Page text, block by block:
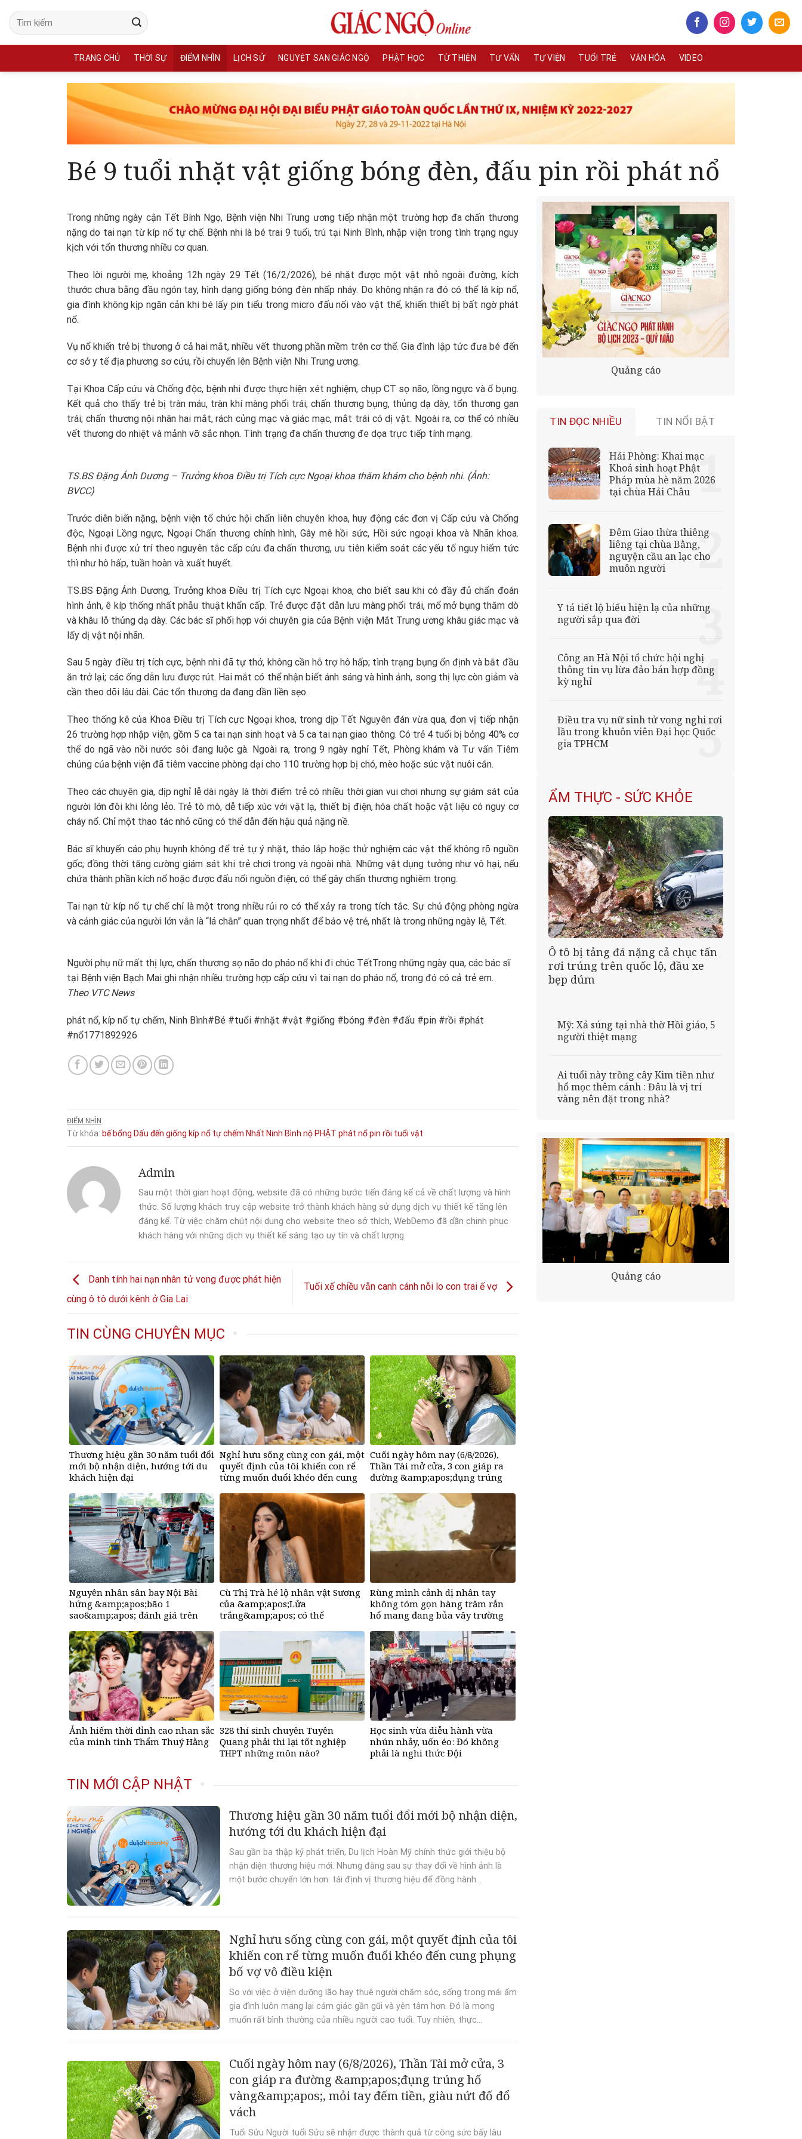
content
TRANG CHỦ THỜI SỰ ĐIỂM NHÌN LỊCH SỬ NGUYỆT SAN GIÁC NGỘ PHẬT HỌC TỪ THIỆN TƯ VẤN TỰ VIỆN TUỔI TRẺ VĂN HÓA VIDEO
Bé 9 tuổi nhặt vật giống bóng đèn, đấu pin rồi phát nổ
Trong những ngày cận Tết Bính Ngọ, Bệnh viện Nhi Trung ương tiếp nhận một trường hợp đa chấn thương
nặng do tai nạn từ kíp nổ tự chế. Bệnh nhi là bé trai 9 tuổi, trú tại Ninh Bình, nhập viện trong tình trạng nguy
kịch với tổn thương nhiều cơ quan.
Theo lời người mẹ, khoảng 12h ngày 29 Tết (16/2/2026), bé nhặt được một vật nhỏ ngoài đường, kích
thước chưa bằng đầu ngón tay, hình dạng giống bóng đèn nhấp nháy. Do không nhận ra đó có thể là kíp nổ,
gia đình không kịp ngăn cản khi bé lấy pin tiểu trong micro đấu nối vào vật thể, khiến thiết bị bất ngờ phát
nổ.
Vụ nổ khiến trẻ bị thương ở cả hai mắt, nhiều vết thương phần mềm trên cơ thể. Gia đình lập tức đưa bé đến
cơ sở y tế địa phương sơ cứu, rồi chuyển lên Bệnh viện Nhi Trung ương.
Tại Khoa Cấp cứu và Chống độc, bệnh nhi được thực hiện xét nghiệm, chụp CT sọ não, lồng ngực và ổ bụng.
Kết quả cho thấy trẻ bị tràn máu, tràn khí màng phổi trái; chấn thương bụng, thủng dạ dày, tổn thương gan
trái; chấn thương nội nhãn hai mắt, rách củng mạc và giác mạc, mắt trái có dị vật. Ngoài ra, cơ thể có nhiều
vết thương do nhiệt và mảnh vỡ sắc nhọn. Tình trạng đa chấn thương đe dọa trực tiếp tính mạng.
TS.BS Đặng Ánh Dương – Trưởng khoa Điều trị Tích cực Ngoại khoa thăm khám cho bệnh nhi. (Ảnh:
BVCC)
Trước diễn biến nặng, bệnh viện tổ chức hội chẩn liên chuyên khoa, huy động các đơn vị Cấp cứu và Chống
độc, Ngoại Lồng ngực, Ngoại Chấn thương chỉnh hình, Gây mê hồi sức, Hồi sức ngoại khoa và Nhãn khoa.
Bệnh nhi được xử trí theo nguyên tắc cấp cứu đa chấn thương, ưu tiên kiểm soát các yếu tố nguy hiểm tức
thì như hô hấp, tuần hoàn và xuất huyết.
TS.BS Đặng Ánh Dương, Trưởng khoa Điều trị Tích cực Ngoại khoa, cho biết sau khi có đầy đủ chẩn đoán
hình ảnh, ê kíp thống nhất phẫu thuật khẩn cấp. Trẻ được đặt dẫn lưu màng phổi trái, mổ mở bụng thăm dò
và khâu lỗ thủng dạ dày. Các bác sĩ phối hợp với chuyên gia của Bệnh viện Mắt Trung ương khâu giác mạc và
lấy dị vật nội nhãn.
Sau 5 ngày điều trị tích cực, bệnh nhi đã tự thở, không cần hỗ trợ hô hấp; tình trạng bụng ổn định và bắt đầu
ăn trở lại; các ống dẫn lưu được rút. Hai mắt có thể nhận biết ánh sáng và hình ảnh, song thị lực còn giảm và
cần theo dõi lâu dài. Các tổn thương da đang dần liền sẹo.
Theo thống kê của Khoa Điều trị Tích cực Ngoại khoa, trong dịp Tết Nguyên đán vừa qua, đơn vị tiếp nhận
26 trường hợp nhập viện, gồm 5 ca tai nạn sinh hoạt và 5 ca tai nạn giao thông. Có trẻ 4 tuổi bị bỏng 40% cơ
thể do ngã vào nồi nước sôi đang luộc gà. Ngoài ra, trong 9 ngày nghỉ Tết, Phòng khám và Tư vấn Tiêm
chủng của bệnh viện đã tiêm vaccine phòng dại cho 110 trường hợp bị chó, mèo hoặc súc vật nuôi cắn.
Theo các chuyên gia, dịp nghỉ lễ dài ngày là thời điểm trẻ có nhiều thời gian vui chơi nhưng sự giám sát của
người lớn đôi khi lỏng lẻo. Trẻ tò mò, dễ tiếp xúc với vật lạ, thiết bị điện, hóa chất hoặc vật liệu có nguy cơ
cháy nổ. Chỉ một thao tác nhỏ cũng có thể dẫn đến hậu quả nặng nề.
Bác sĩ khuyến cáo phụ huynh không để trẻ tự ý nhặt, tháo lắp hoặc thử nghiệm các vật thể không rõ nguồn
gốc; đồng thời tăng cường giám sát khi trẻ chơi trong và ngoài nhà. Những vật dụng tưởng như vô hại, nếu
chứa thành phần kích nổ hoặc được đấu nối nguồn điện, có thể gây chấn thương nghiêm trọng.
Tai nạn từ kíp nổ tự chế chỉ là một trong nhiều rủi ro có thể xảy ra trong tích tắc. Sự chủ động phòng ngừa
và cảnh giác của người lớn vẫn là “lá chắn” quan trọng nhất để bảo vệ trẻ, nhất là trong những ngày lễ, Tết.
Người phụ nữ mất thị lực, chấn thương sọ não do pháo nổ khi đi chúc TếtTrong những ngày qua, các bác sĩ
tại Bệnh viện Bạch Mai ghi nhận nhiều trường hợp cấp cứu vì tai nạn do pháo nổ, trong đó có cả trẻ em.
Theo VTC News
phát nổ, kíp nổ tự chếm, Ninh Bình#Bé #tuổi #nhặt #vật #giống #bóng #đèn #đấu #pin #rồi #phát
#nổ1771892926
ĐIỂM NHÌN
Từ khóa: bế bổng Dấu đến giống kíp nổ tự chếm Nhất Ninh Bình nộ PHẬT phát nổpin rồi tuổi vật
Admin
Sau một thời gian hoạt động, website đã có những bước tiến đáng kể cả về chất lượng và hình
thức. Số lượng khách truy cập website trở thành khách hàng sử dụng dịch vụ thiết kế tăng lên
đáng kể. Từ việc chăm chút nội dung cho website theo sở thích, WebDemo đã dần chinh phục
khách hàng với những dịch vụ thiết kế sáng tạo uy tín và chất lượng.
Danh tính hai nạn nhân tử vong được phát hiện
cùng ô tô dưới kênh ở Gia Lai
Tuổi xế chiều vẫn canh cánh nỗi lo con trai ế vợ
TIN CÙNG CHUYÊN MỤC
Thương hiệu gần 30 năm tuổi đổi
mới bộ nhận diện, hướng tới du
khách hiện đại
Nghỉ hưu sống cùng con gái, một
quyết định của tôi khiến con rể
từng muốn đuổi khéo đến cung
Cuối ngày hôm nay (6/8/2026),
Thần Tài mở cửa, 3 con giáp ra
đường &amp;apos;đụng trúng
đếm tiền, giàu nứt đố đổ vách
Nguyên nhân sân bay Nội Bài
hứng &amp;apos;bão 1
sao&amp;apos; đánh giá trên
Cù Thị Trà hé lộ nhân vật Sương
của &amp;apos;Lửa
trắng&amp;apos; có thể
Rùng mình cảnh dị nhân tay
không tóm gọn hàng trăm rắn
hổ mang đang bủa vây trường
Ảnh hiếm thời đỉnh cao nhan sắc
của minh tinh Thẩm Thuý Hằng
328 thí sinh chuyên Tuyên
Quang phải thi lại tốt nghiệp
THPT những môn nào?
Học sinh vừa diễu hành vừa
nhún nhảy, uốn éo: Đó không
phải là nghi thức Đội
TIN MỚI CẬP NHẬT
Thương hiệu gần 30 năm tuổi đổi mới bộ nhận diện,
hướng tới du khách hiện đại
Sau gần ba thập kỷ phát triển, Du lịch Hoàn Mỹ chính thức giới thiệu bộ
nhận diện thương hiệu mới. Nhưng đằng sau sự thay đổi về hình ảnh là
một bước chuyển lớn hơn: tái định vị thương hiệu để đồng hành...
Nghỉ hưu sống cùng con gái, một quyết định của tôi
khiến con rể từng muốn đuổi khéo đến cung phụng
bố vợ vô điều kiện
So với việc ở viện dưỡng lão hay thuê người chăm sóc, sống trong mái ấm
gia đình luôn mang lại cảm giác gần gũi và yên tâm hơn. Đó là mong
muốn rất bình thường của nhiều người cao tuổi. Tuy nhiên, thực...
Cuối ngày hôm nay (6/8/2026), Thần Tài mở cửa, 3
con giáp ra đường &amp;apos;đụng trúng hố
vàng&amp;apos;, mỏi tay đếm tiền, giàu nứt đố đổ
vách
Tuổi Sửu Người tuổi Sửu sẽ nhận được thành quả từ công sức bấy lâu
Quảng cáo
TIN ĐỌC NHIỀU TIN NỔI BẬT
Hải Phòng: Khai mạc
Khoá sinh hoạt Phật
Pháp mùa hè năm 2026
tại chùa Hải Châu
Đêm Giao thừa thiêng
liêng tại chùa Bằng,
nguyện cầu an lạc cho
muôn người
Y tá tiết lộ biểu hiện lạ của những
người sắp qua đời
Công an Hà Nội tổ chức hội nghị
thông tin vụ lừa đảo bán hợp đồng
kỳ nghỉ
Điều tra vụ nữ sinh tử vong nghi rơi
lầu trong khuôn viên Đại học Quốc
gia TPHCM
ẨM THỰC - SỨC KHỎE
Ô tô bị tảng đá nặng cả chục tấn
rơi trúng trên quốc lộ, đầu xe
bẹp dúm
Mỹ: Xả súng tại nhà thờ Hồi giáo, 5
người thiệt mạng
Ai tuổi này trồng cây Kim tiền như
hổ mọc thêm cánh : Đâu là vị trí
vàng nên đặt trong nhà?
Quảng cáo